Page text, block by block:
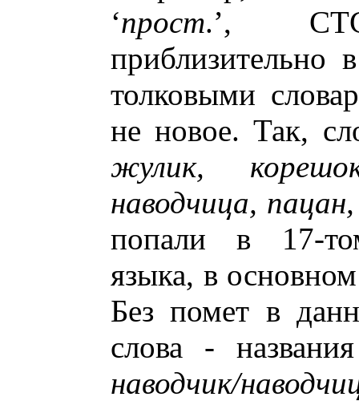
‘прост.’,
приблизительно
толковыми
не новое. Так,
жулик,
наводчица,
попали в 17-
языка, в
Без помет в
слова -
наводчик/